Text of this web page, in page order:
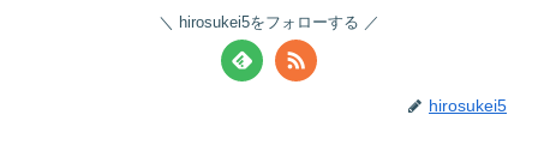
hirosukei5をフォローする
hirosukei5